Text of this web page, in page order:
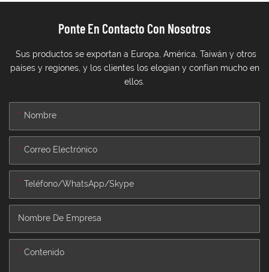
Ponte En Contacto Con Nosotros
Sus productos se exportan a Europa, América, Taiwán y otros
países y regiones, y los clientes los elogian y confían mucho en
ellos.
Nombre
Correo Electrónico
Teléfono/WhatsApp/Skype
Nombre De Empresa
Contenido